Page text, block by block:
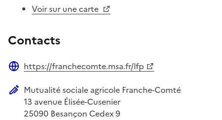
Voir sur une carte
Contacts
https://franchecomte.msa.fr/lfp
Adresse postale
Mutualité sociale agricole Franche-Comté
13 avenue Élisée-Cusenier
25090 Besançon Cedex 9